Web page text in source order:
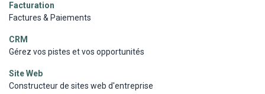
Facturation
Factures & Paiements
CRM
Gérez vos pistes et vos opportunités
Site Web
Constructeur de sites web d'entreprise